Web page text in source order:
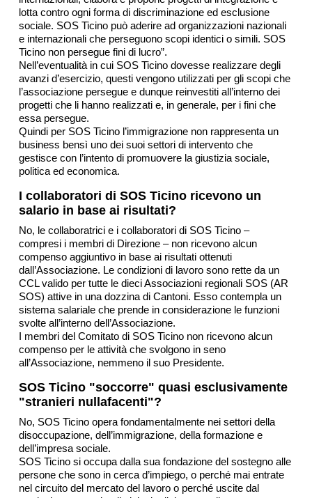
lotta contro ogni forma di discriminazione ed esclusione
sociale. SOS Ticino può aderire ad organizzazioni nazionali
e internazionali che perseguono scopi identici o simili. SOS
Ticino non persegue fini di lucro”.
Nell’eventualità in cui SOS Ticino dovesse realizzare degli
avanzi d’esercizio, questi vengono utilizzati per gli scopi che
l’associazione persegue e dunque reinvestiti all’interno dei
progetti che li hanno realizzati e, in generale, per i fini che
essa persegue.
Quindi per SOS Ticino l’immigrazione non rappresenta un
business bensì uno dei suoi settori di intervento che
gestisce con l’intento di promuovere la giustizia sociale,
politica ed economica.
I collaboratori di SOS Ticino ricevono un
salario in base ai risultati?
No, le collaboratrici e i collaboratori di SOS Ticino –
compresi i membri di Direzione – non ricevono alcun
compenso aggiuntivo in base ai risultati ottenuti
dall’Associazione. Le condizioni di lavoro sono rette da un
CCL valido per tutte le dieci Associazioni regionali SOS (AR
SOS) attive in una dozzina di Cantoni. Esso contempla un
sistema salariale che prende in considerazione le funzioni
svolte all’interno dell’Associazione.
I membri del Comitato di SOS Ticino non ricevono alcun
compenso per le attività che svolgono in seno
all’Associazione, nemmeno il suo Presidente.
SOS Ticino "soccorre" quasi esclusivamente
"stranieri nullafacenti"?
No, SOS Ticino opera fondamentalmente nei settori della
disoccupazione, dell’immigrazione, della formazione e
dell’impresa sociale.
SOS Ticino si occupa dalla sua fondazione del sostegno alle
persone che sono in cerca d’impiego, o perché mai entrate
nel circuito del mercato del lavoro o perché uscite dal